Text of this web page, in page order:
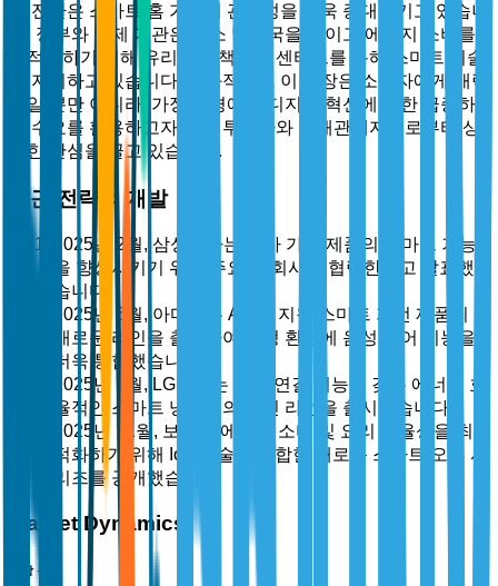
벌 전환은 스마트 홈 가전의 관련성을 더욱 증대시키고 있습니
다. 정부와 규제 기관은 탄소 발자국을 줄이고 에너지 소비를
최적화하기 위해 유리한 정책과 인센티브를 통해 스마트 기술
을 지지하고 있습니다. 결과적으로 이 시장은 소비자에게 매력
적일 뿐만 아니라, 가정 환경에서 디지털 혁신에 대한 급증하
는 수요를 활용하고자 하는 투자자와 이해관계자들로부터 상
당한 관심을 끌고 있습니다.
최근 전략적 개발
2025년 2월, 삼성전자는 자사 가전 제품의 스마트 기능
을 향상시키기 위해 주요 AI 회사와 협력한다고 발표했
습니다.
2025년 5월, 아마존은 Alexa 지원 스마트 가전 제품의
새로운 라인을 출시하여 가정 환경에 음성 제어 기능을
더욱 통합했습니다.
2025년 7월, LG전자는 고급 연결 기능을 갖춘 에너지 효
율적인 스마트 냉장고의 최신 라인을 출시했습니다.
2025년 11월, 보쉬는 에너지 소비 및 요리 효율성을 최
적화하기 위해 IoT 기술을 통합한 새로운 스마트 오븐 시
리즈를 공개했습니다.
Market Dynamics
시장 동력